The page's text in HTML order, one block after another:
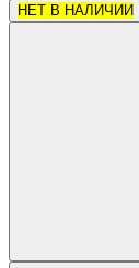
НЕТ В НАЛИЧИИ